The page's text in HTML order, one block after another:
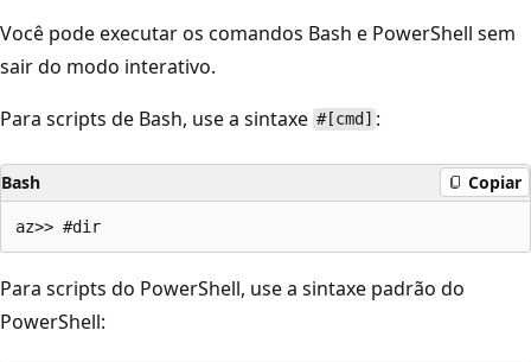
Você pode executar os comandos Bash e PowerShell sem
sair do modo interativo.
Para scripts de Bash, use a sintaxe #[cmd] :
Bash Copiar
Para scripts do PowerShell, use a sintaxe padrão do
PowerShell: